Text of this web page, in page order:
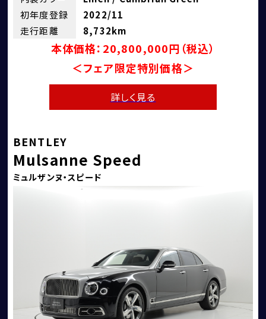
初年度登録
2022/11
走行距離
8,732km
本体価格：20,800,000円（税込）
＜フェア限定特別価格＞
詳しく見る
BENTLEY
Mulsanne Speed
ミュルザンヌ・スピード